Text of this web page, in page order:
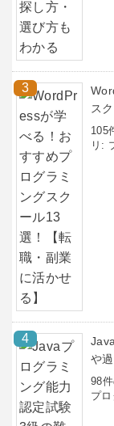
ス
105
リ:
や
98
プ